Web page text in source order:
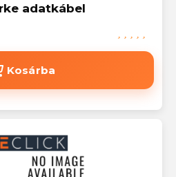
adatkábel
Kosárba